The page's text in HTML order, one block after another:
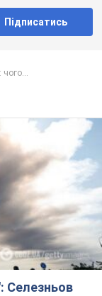
Підписатись
чого...
Селезньов